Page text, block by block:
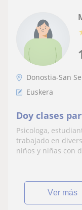
Donostia-San
Euskera
Doy clases
Psicologa,
trabajado en
niños y niñas con
ver más